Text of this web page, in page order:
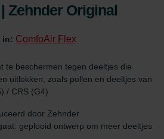
Zehnder Original
in: ComfoAir Flex
te beschermen tegen deeltjes die
uitlokken, zoals pollen en deeltjes van
/ CRS (G4)
door Zehnder
geplooid ontwerp om meer deeltjes